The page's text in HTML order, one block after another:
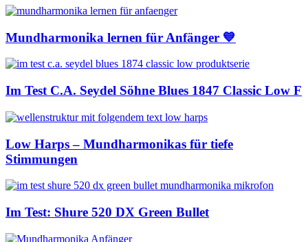
Mundharmonika lernen für Anfänger 💙
Im Test C.A. Seydel Söhne Blues 1847 Classic Low F
Low Harps – Mundharmonikas für tiefe
Stimmungen
Im Test: Shure 520 DX Green Bullet